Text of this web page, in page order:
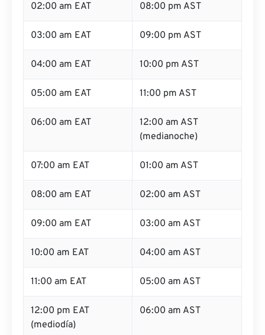
02:00 am EAT 08:00 pm AST
03:00 am EAT 09:00 pm AST
04:00 am EAT 10:00 pm AST
05:00 am EAT 11:00 pm AST
06:00 am EAT
12:00 am AST
(medianoche)
07:00 am EAT 01:00 am AST
08:00 am EAT 02:00 am AST
09:00 am EAT 03:00 am AST
10:00 am EAT 04:00 am AST
11:00 am EAT 05:00 am AST
12:00 pm EAT
(mediodía)
06:00 am AST